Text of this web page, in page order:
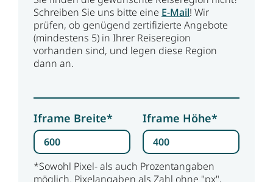
Schreiben Sie uns bitte eine E-Mail! Wir
prüfen, ob genügend zertifizierte Angebote
(mindestens 5) in Ihrer Reiseregion
vorhanden sind, und legen diese Region
dann an.
Iframe Breite* Iframe Höhe*
*Sowohl Pixel- als auch Prozentangaben
möglich. Pixelangaben als Zahl ohne "px",